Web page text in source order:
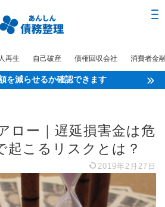
再生 自己破産 債権回収会社 消費者金
を減らせるか確認できます
ロー｜遅延損害金は危
起こるリスクとは？
2019年2月27日